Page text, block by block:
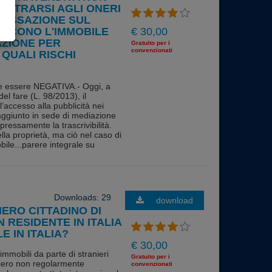
€ 30,00
Gratuito per i
convenzionati
AGLI ONERI
SUL
L'IMMOBILE
PER
RISCHI
NEGATIVA.- Oggi, a
fare (L. 98/2013), il
alla pubblicità nei
in sede di mediazione
la trascrivibilità.
proprietà, ma ciò nel caso di
integrale su
download
€ 30,00
Gratuito per i
convenzionati
Downloads: 29
CITTADINO DI
RESIDENTE IN ITALIA
IN ITALIA?
da parte di stranieri
non regolarmente